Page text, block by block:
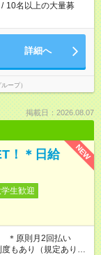
/ 10名以上の大量募
詳細へ
ープ）
掲載日：2026.08.07
NEW
！＊日給
学生歓迎
＊原則月2回払い
もあり（規定あり）